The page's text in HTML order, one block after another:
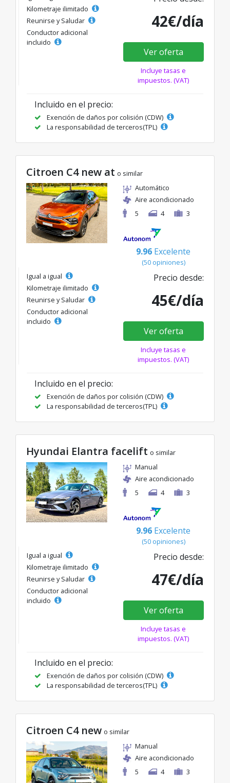
Kilometraje ilimitado
Reunirse y Saludar
Conductor adicional
incluido
42€/día
Ver oferta
Incluye tasas e
impuestos. (VAT)
Incluido en el precio:
Exención de daños por colisión (CDW)
La responsabilidad de terceros(TPL)
Citroen C4 new at o similar
Automático
Aire acondicionado
5
4 3
9.96 Excelente
(50 opiniones)
Igual a igual
Kilometraje ilimitado
Reunirse y Saludar
Conductor adicional
incluido
Precio desde:
45€/día
Ver oferta
Incluye tasas e
impuestos. (VAT)
Incluido en el precio:
Exención de daños por colisión (CDW)
La responsabilidad de terceros(TPL)
Hyundai Elantra facelift o similar
Manual
Aire acondicionado
5
4 3
9.96 Excelente
(50 opiniones)
Igual a igual
Kilometraje ilimitado
Reunirse y Saludar
Conductor adicional
incluido
Precio desde:
47€/día
Ver oferta
Incluye tasas e
impuestos. (VAT)
Incluido en el precio:
Exención de daños por colisión (CDW)
La responsabilidad de terceros(TPL)
Citroen C4 new o similar
Manual
Aire acondicionado
5
4 3